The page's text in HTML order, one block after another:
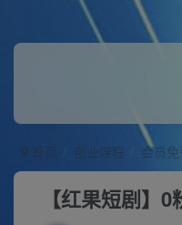
首页 创业课程 会员免
【红果短剧】